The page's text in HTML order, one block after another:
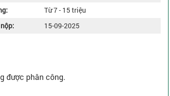
Từ 7 - 15 triệu
15-09-2025
được phân công.